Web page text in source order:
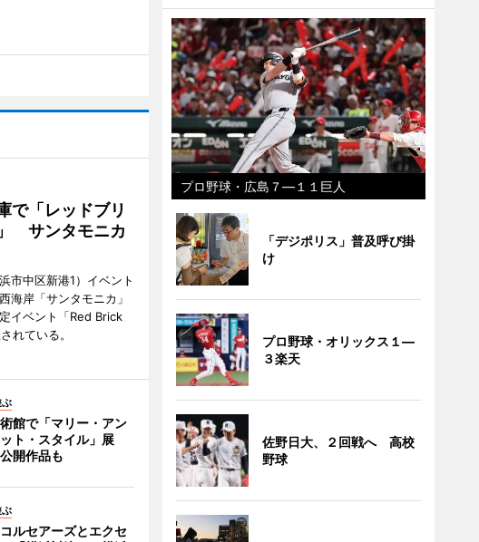
で「レッドブリ
サンタモニカ
市中区新港1）イベント
海岸「サンタモニカ」
イベント「Red Brick
れている。
ぶ
館で「マリー・アン
ット・スタイル」展
開作品も
ぶ
ルセアーズとエクセ
プロ野球・広島７―１１巨人
「デジポリス」普及呼び掛
け
プロ野球・オリックス１―
３楽天
佐野日大、２回戦へ 高校
野球